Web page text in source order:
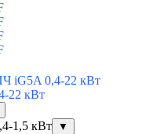
iG5A 0,4-22 кВт
22 кВт
1,5 кВт ▼